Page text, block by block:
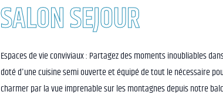
SALON SEJOUR
Espaces de vie conviviaux : Partagez des moments inoubliables
doté d'une cuisine semi ouverte et équipé de tout le nécessaire
charmer par la vue imprenable sur les montagnes depuis notre